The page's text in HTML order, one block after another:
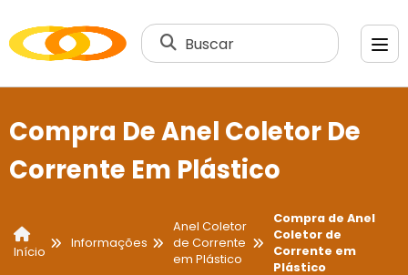
Buscar
Compra De Anel Coletor De
Corrente Em Plástico
Início
Informações
Anel Coletor
de Corrente
em Plástico
Compra de Anel
Coletor de
Corrente em
Plástico